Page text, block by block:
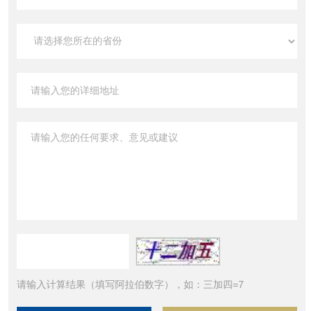
请输入计算结果（填写阿拉伯数字），如：三加四=7